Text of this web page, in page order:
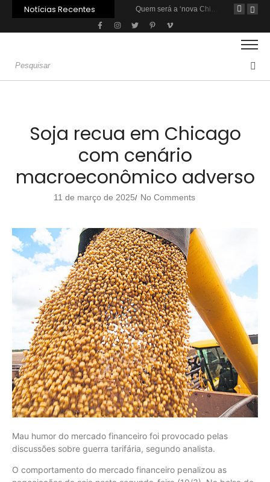
Notícias Recentes Quem será a ‘nova China’ do agro quando o apetite de Pequim acabar?
Soja recua em Chicago
com cenário
macroeconômico adverso
11 de março de 2025/ No Comments
Mau humor do mercado financeiro foi provocado pelas
discussões sobre guerra tarifária, segundo analista.
O comportamento do mercado financeiro penalizou as